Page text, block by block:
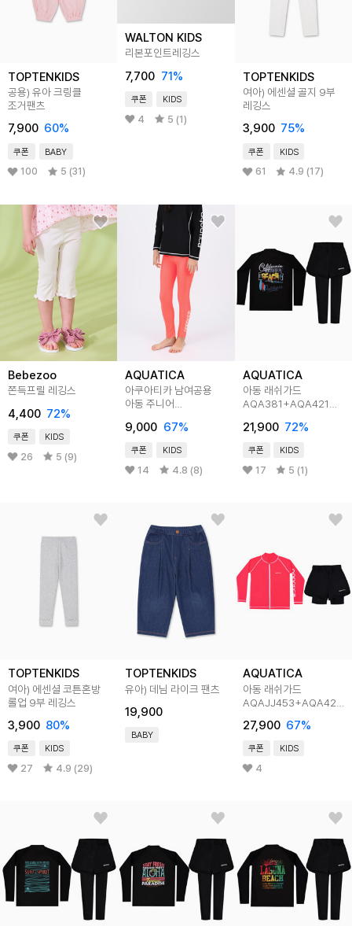
TOPTENKIDS
공용) 유아 크링클
조거팬츠
7,900 60%
쿠폰 BABY
100 5 (31)
WALTON KIDS
리본포인트레깅스
7,700 71%
쿠폰 KIDS
4 5 (1)
TOPTENKIDS
여아) 에센셜 골지 9부
레깅스
3,900 75%
쿠폰 KIDS
61 4.9 (17)
Bebezoo
쫀득프릴 레깅스
4,400 72%
쿠폰 KIDS
26 5 (9)
AQUATICA
아쿠아티카 남여공용
아동 주니어
워터레깅스
9,000 67%
쿠폰 KIDS
14 4.8 (8)
AQUATICA
아동 래쉬가드
AQA381+AQA421
one
21,900 72%
쿠폰 KIDS
17 5 (1)
TOPTENKIDS
여아) 에센셜 코튼혼방
롤업 9부 레깅스
3,900 80%
쿠폰 KIDS
27 4.9 (29)
TOPTENKIDS
유아) 데님 라이크 팬츠
19,900
BABY
AQUATICA
아동 래쉬가드
AQAJJ453+AQA420
(only one)
27,900 67%
쿠폰 KIDS
4